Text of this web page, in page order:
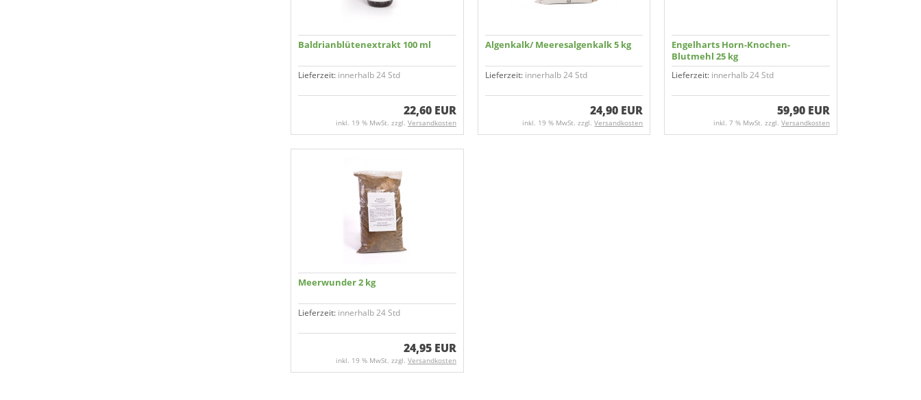
Baldrian­blüten­extrakt 100 ml
Lieferzeit: innerhalb 24 Std
22,60 EUR
inkl. 19 % MwSt. zzgl. Versandkosten
Algenkalk/ Meeresalgenkalk 5 kg
Lieferzeit: innerhalb 24 Std
24,90 EUR
inkl. 19 % MwSt. zzgl.Versandkosten
Engelharts Horn-Knochen-
Blutmehl 25 kg
Lieferzeit: innerhalb 24 Std
59,90 EUR
inkl. 7 % MwSt. zzgl. Versandkosten
Meerwunder 2 kg
Lieferzeit: innerhalb 24 Std
24,95 EUR
inkl. 19 % MwSt. zzgl. Versandkosten